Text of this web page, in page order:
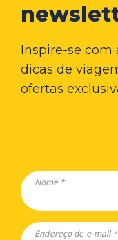
Inspire-se com
dicas de
ofertas
Nome *
Endereço de e-mail *